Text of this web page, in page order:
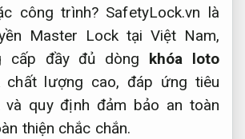
công trình? SafetyLock.vn là
Master Lock tại Việt Nam,
cấp đầy đủ dòng khóa loto
chất lượng cao, đáp ứng tiêu
và quy định đảm bảo an toàn
thiện chắc chắn.